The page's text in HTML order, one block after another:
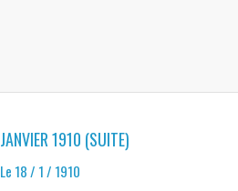
JANVIER 1910 (SUITE)
Le 18 / 1 / 1910